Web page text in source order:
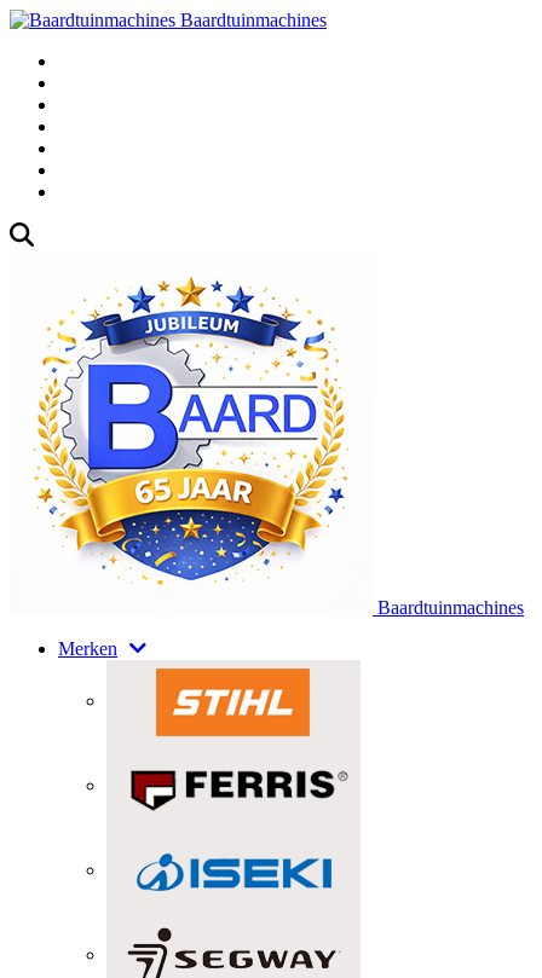
Baardtuinmachines
Baardtuinmachines
Merken